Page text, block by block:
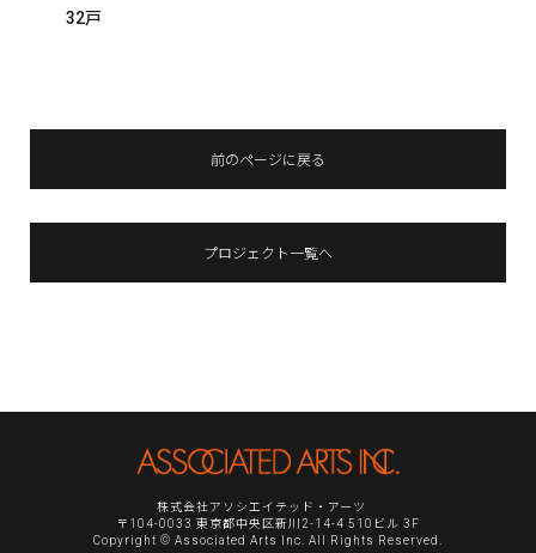
32戸
前のページに戻る
プロジェクト一覧へ
株式会社アソシエイテッド・アーツ
〒104-0033 東京都中央区新川2-14-4 510ビル 3F
Copyright © Associated Arts Inc. All Rights Reserved.